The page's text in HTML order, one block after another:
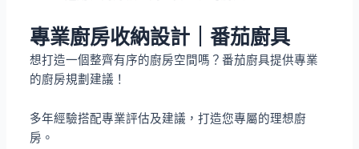
專業廚房收納設計｜番茄廚具
想打造一個整齊有序的廚房空間嗎？番茄廚具提供專業
的廚房規劃建議！
多年經驗搭配專業評估及建議，打造您專屬的理想廚
房。